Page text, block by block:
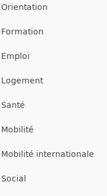
Orientation
Formation
Emploi
Logement
Santé
Mobilité
Mobilité internationale
Social